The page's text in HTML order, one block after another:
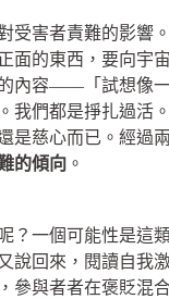
受害者責難的影響
的東西，要向宇
內容——「試想像
我們都是掙扎過活
是慈心而已。經過
的傾向 。
？一個可能性是這
說回來，閱讀自我
參與者者在褒貶混